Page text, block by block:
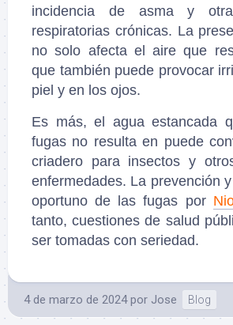
incidencia de asma y
respiratorias crónicas. La
no solo afecta el aire que
que también puede provocar
piel y en los ojos.
Es más, el agua estancada
fugas no resulta en puede
criadero para insectos y
enfermedades. La prevención
oportuno de las fugas por
tanto, cuestiones de salud
ser tomadas con seriedad.
4 de marzo de 2024 por Jose Blog